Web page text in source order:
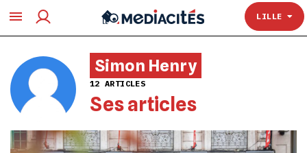
LILLE
TOULOUSE
Simon Henry
12 ARTICLES
Ses articles